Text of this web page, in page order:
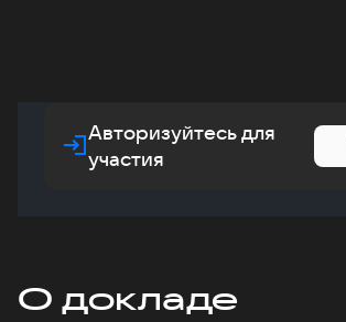
Авторизуйтесь для
участия
О докладе